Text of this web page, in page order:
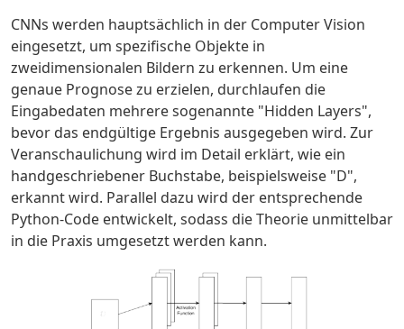
CNNs werden hauptsächlich in der Computer Vision
eingesetzt, um spezifische Objekte in
zweidimensionalen Bildern zu erkennen. Um eine
genaue Prognose zu erzielen, durchlaufen die
Eingabedaten mehrere sogenannte "Hidden Layers",
bevor das endgültige Ergebnis ausgegeben wird. Zur
Veranschaulichung wird im Detail erklärt, wie ein
handgeschriebener Buchstabe, beispielsweise "D",
erkannt wird. Parallel dazu wird der entsprechende
Python-Code entwickelt, sodass die Theorie unmittelbar
in die Praxis umgesetzt werden kann.